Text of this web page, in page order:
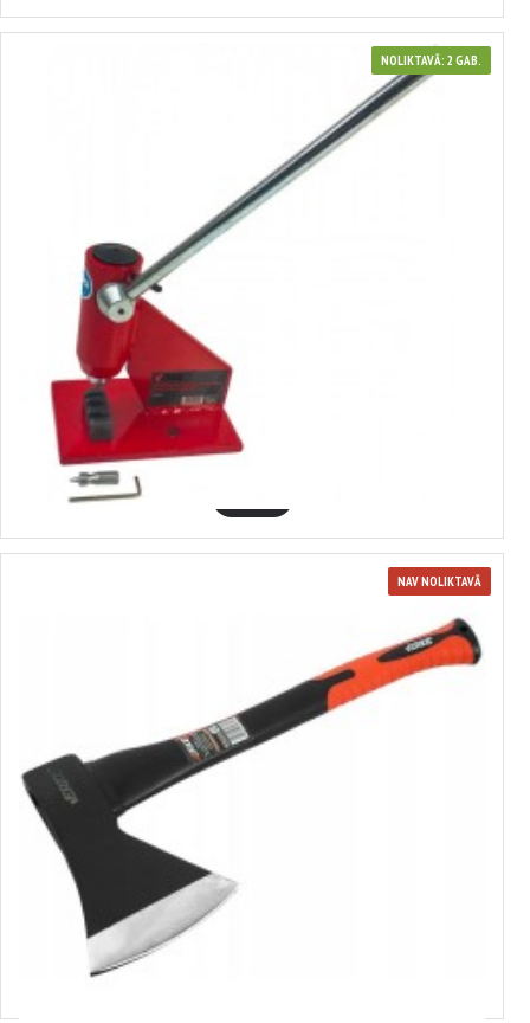
NOLIKTAVĀ: 2 GAB.
VERKE ķēdes zāģu kniedēšanas prese
34.13€
NAV NOLIKTAVĀ
cirvis ar stikla šķiedras rokturi1,0kg, VERKE